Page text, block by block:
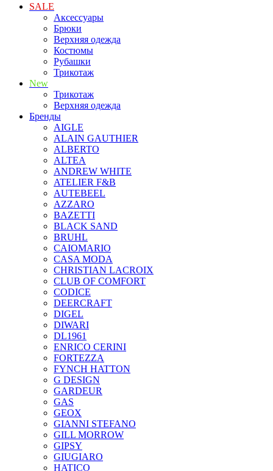
SALE
Аксессуары
Брюки
Верхняя одежда
Костюмы
Рубашки
Трикотаж
New
Трикотаж
Верхняя одежда
Бренды
AIGLE
ALAIN GAUTHIER
ALBERTO
ALTEA
ANDREW WHITE
ATELIER F&B
AUTEBEEL
AZZARO
BAZETTI
BLACK SAND
BRUHL
CAIOMARIO
CASA MODA
CHRISTIAN LACROIX
CLUB OF COMFORT
CODICE
DEERCRAFT
DIGEL
DIWARI
DL1961
ENRICO CERINI
FORTEZZA
FYNCH HATTON
G DESIGN
GARDEUR
GAS
GEOX
GIANNI STEFANO
GILL MORROW
GIPSY
GIUGIARO
HATICO